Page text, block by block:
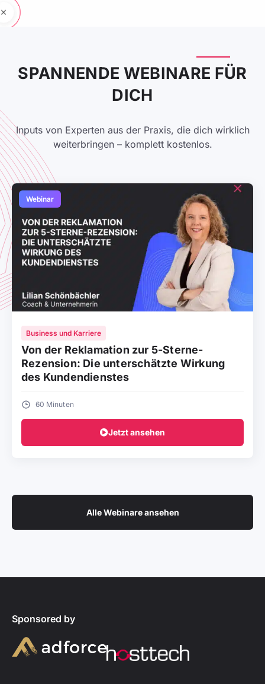
SPANNENDE WEBINARE FÜR
DICH
Inputs von Experten aus der Praxis, die dich wirklich
weiterbringen – komplett kostenlos.
Webinar
Business und Karriere
Von der Reklamation zur 5-Sterne-
Rezension: Die unterschätzte Wirkung
des Kundendienstes
60 Minuten
Jetzt ansehen
Alle Webinare ansehen
Sponsored by